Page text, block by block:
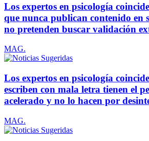
Los expertos en psicología
que nunca publican contenido en
no pretenden buscar validación
MAG.
Los expertos en psicología
escriben con mala letra tienen el
acelerado y no lo hacen por
MAG.